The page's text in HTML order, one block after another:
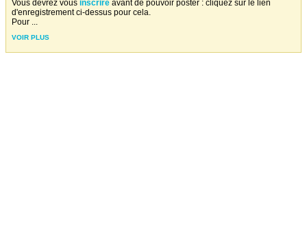
Vous devrez vous inscrire avant de pouvoir poster : cliquez sur le lien
d'enregistrement ci-dessus pour cela.
Pour ...
VOIR PLUS